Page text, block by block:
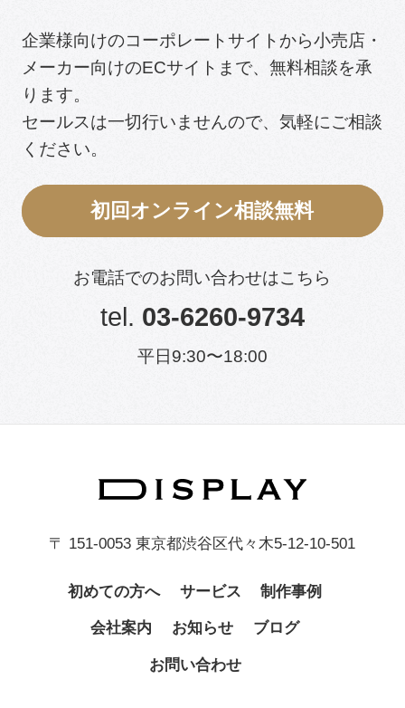
企業様向けのコーポレートサイトから小売店・
メーカー向けのECサイトまで、無料相談を承
ります。
セールスは一切行いませんので、気軽にご相談
ください。
初回オンライン相談無料
お電話でのお問い合わせはこちら
tel. 03-6260-9734
平日9:30〜18:00
〒 151-0053 東京都渋谷区代々木5-12-10-501
初めての方へ サービス 制作事例
会社案内 お知らせ ブログ
お問い合わせ